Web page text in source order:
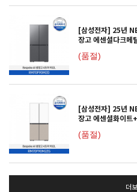
[삼성전자] 25년
장고 에센셜다크
(품절)
[삼성전자] 25년
장고 에센셜화이
(품절)
더